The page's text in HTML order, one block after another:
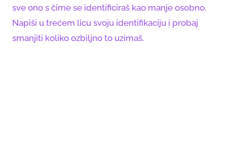
sve ono s čime se identificiraš kao manje osobno.
Napiši u trećem licu svoju identifikaciju i probaj
smanjiti koliko ozbiljno to uzimaš.